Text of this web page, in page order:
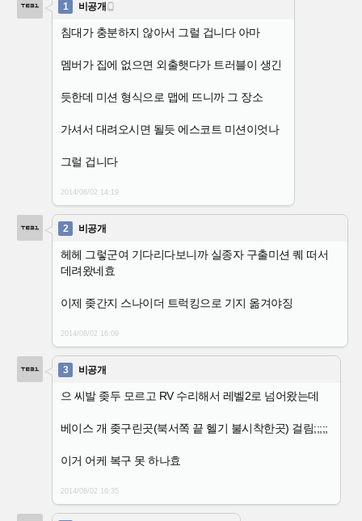
1 비공개 
침대가 충분하지 않아서 그럴 겁니다 아마
멤버가 집에 없으면 외출햇다가 트러블이 생긴
듯한데 미션 형식으로 맵에 뜨니까 그 장소
가셔서 대려오시면 될듯 에스코트 미션이엇나
그럴 겁니다
2014/08/02 14:19
2 비공개
헤헤 그렇군여 기다리다보니까 실종자 구출미션 퀘 떠서
데려왔네효
이제 좆간지 스나이더 트럭킹으로 기지 옮겨야징
2014/08/02 16:09
3 비공개
으 씨발 좆두 모르고 RV 수리해서 레벨2로 넘어왔는데
베이스 개 좆구린곳(북서쪽 끝 헬기 불시착한곳) 걸림;;;;;
이거 어케 복구 못 하나효
2014/08/02 16:35